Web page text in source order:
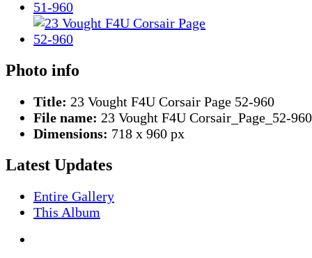
Photo info
Title: 23 Vought F4U Corsair Page 52-960
File name: 23 Vought F4U Corsair_Page_52-
Dimensions: 718 x 960 px
Latest Updates
Entire Gallery
This Album